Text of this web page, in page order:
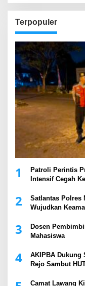
Terpopuler
1
Patroli Perintis
Intensif Cegah
2
Satlantas Polres
Wujudkan
3
Dosen
Mahasiswa
4
AKIPBA Dukung
Rejo Sambut
Camat Lawang